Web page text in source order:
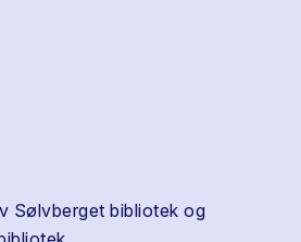
Sølvberget bibliotek og